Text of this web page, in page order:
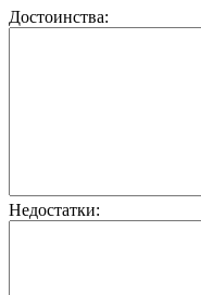
Достоинства:
Недостатки: